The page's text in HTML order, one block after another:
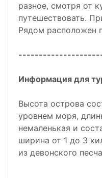
разное, смотря от
путешествовать.
Рядом расположен
Информация для
Высота острова
уровнем моря,
немаленькая и
ширина от 1 до 3
из девонского